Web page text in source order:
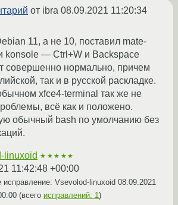
от ibra 08.09.2021 11:20:34
11, а не 10, поставил mate-
konsole — Ctrl+W и Backspace
совершенно нормально, причем
так и в русской раскладке.
xfce4-terminal так же не
всё как и положено.
обычный bash по умолчанию без
linuxoid ★★★★★
11:42:48 +00:00
исправление: Vsevolod-linuxoid 08.09.2021
(всего исправлений: 1)